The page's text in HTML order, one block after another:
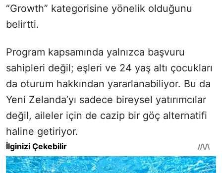
“Growth” kategorisine yönelik olduğunu
belirtti.
Program kapsamında yalnızca başvuru
sahipleri değil; eşleri ve 24 yaş altı çocukları
da oturum hakkından yararlanabiliyor. Bu da
Yeni Zelanda’yı sadece bireysel yatırımcılar
değil, aileler için de cazip bir göç alternatifi
haline getiriyor.